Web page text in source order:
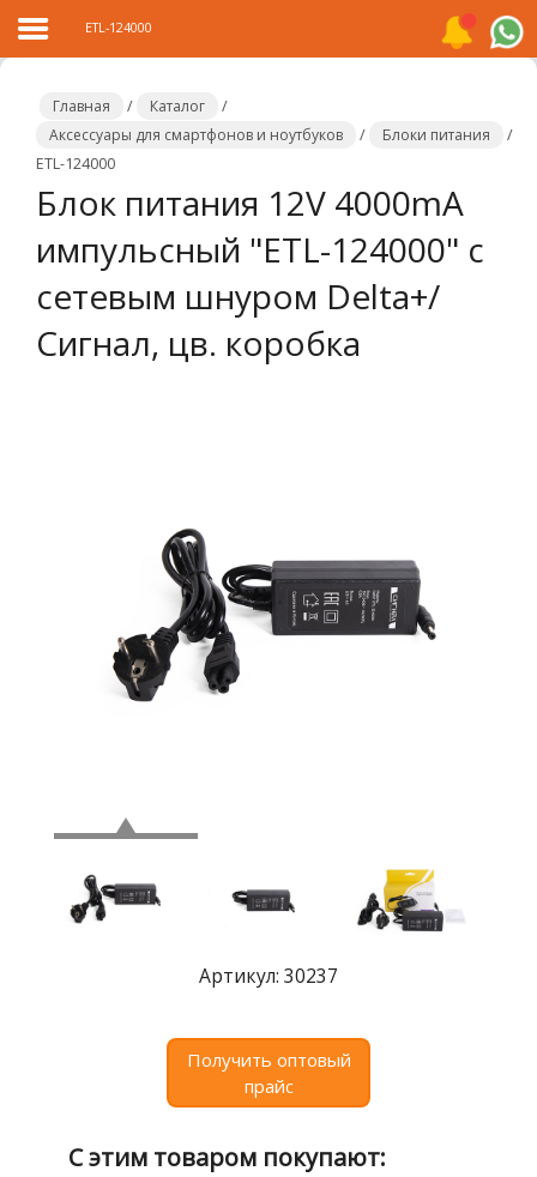
Главная
Каталог
Распродажа
компании
Отзывы
news@signalelectronics.ru
ETL-124000
Главная / Каталог
/
Аксессуары для смартфонов и ноутбуков
/ Блоки питания
/
ETL-124000
Блок питания 12V 4000mA
импульсный "ETL-124000" с
сетевым шнуром Delta+/
Сигнал, цв. коробка
Артикул: 30237
Получить оптовый
прайс
С этим товаром покупают: